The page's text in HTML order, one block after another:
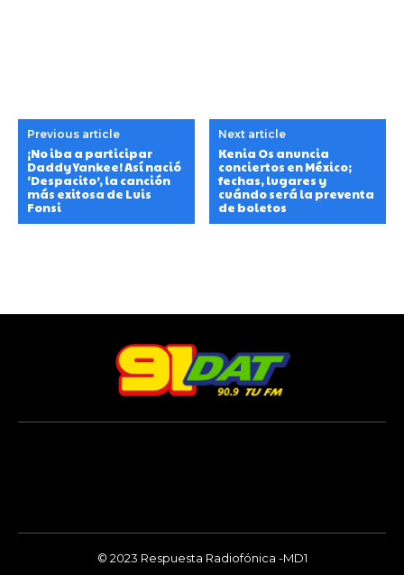
Previous article
¡No iba a participar
Daddy Yankee! Así nació
‘Despacito’, la canción
más exitosa de Luis
Fonsi
Next article
Kenia Os anuncia
conciertos en México;
fechas, lugares y
cuándo será la preventa
de boletos
© 2023 Respuesta Radiofónica -MD1